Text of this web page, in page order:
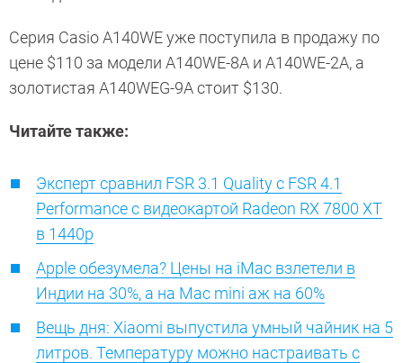
Серия Casio A140WE уже поступила в продажу по
цене $110 за модели A140WE-8A и A140WE-2A, а
золотистая A140WEG-9A стоит $130.
Читайте также:
Эксперт сравнил FSR 3.1 Quality с FSR 4.1
Performance с видеокартой Radeon RX 7800 XT
в 1440p
Apple обезумела? Цены на iMac взлетели в
Индии на 30%, а на Mac mini аж на 60%
Вещь дня: Xiaomi выпустила умный чайник на 5
литров. Температуру можно настраивать с